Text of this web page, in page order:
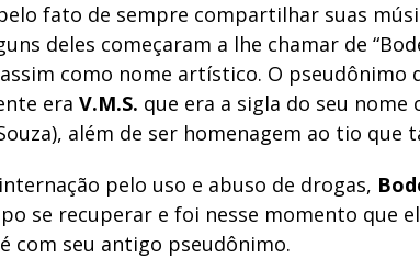
fato de sempre compartilhar suas
deles começaram a lhe chamar de
como nome artístico. O pseudônimo
era V.M.S. que era a sigla do seu nome
além de ser homenagem ao tio que
pelo uso e abuso de drogas,
se recuperar e foi nesse momento que
com seu antigo pseudônimo.